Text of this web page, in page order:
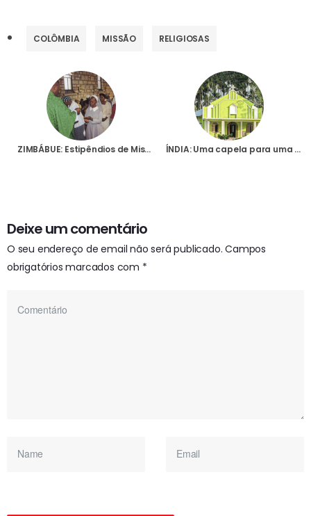
COLÔMBIA MISSÃO RELIGIOSAS
ZIMBÁBUE: Estipêndios de Missa para os padres da Diocese de Masvingo ÍNDIA: Uma capela para uma aldeia numa paróquia remota do nordeste da Índia
Deixe um comentário
O seu endereço de email não será publicado. Campos
obrigatórios marcados com *